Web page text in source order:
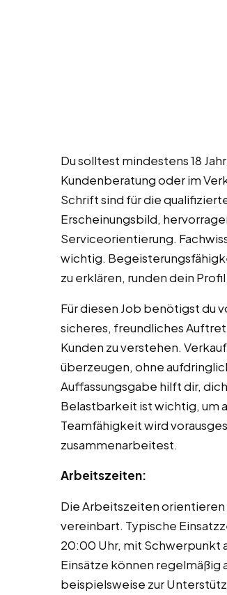
Du solltest mindestens 18
Kundenberatung oder im
Schrift sind für die
Erscheinungsbild,
Serviceorientierung.
wichtig.
zu erklären, runden dein Profil
Für diesen Job benötigst du
sicheres, freundliches
Kunden zu verstehen.
überzeugen, ohne
Auffassungsgabe hilft dir,
Belastbarkeit ist wichtig, um
Teamfähigkeit wird
zusammenarbeitest.
Arbeitszeiten:
Die Arbeitszeiten orientieren
vereinbart. Typische
20:00 Uhr, mit Schwerpunkt
Einsätze können
beispielsweise zur